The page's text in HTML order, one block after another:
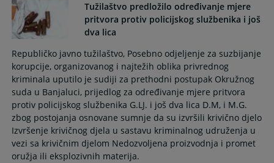
Tužilaštvo predložilo određivanje mjere
pritvora protiv policijskog službenika i još
dva lica
Republičko javno tužilaštvo, Posebno odjeljenje za suzbijanje
korupcije, organizovanog i najtežih oblika privrednog
kriminala uputilo je sudiji za prethodni postupak Okružnog
suda u Banjaluci, prijedlog za određivanje mjere pritvora
protiv policijskog službenika G.LJ. i još dva lica D.M, i M.G.
zbog postojanja osnovane sumnje da su izvršili krivično djelo
Izvršenje krivičnog djela u sastavu kriminalnog udruženja u
vezi sa krivičnim djelom Nedozvoljena proizvodnja i promet
oružja ili eksplozivnih materija.